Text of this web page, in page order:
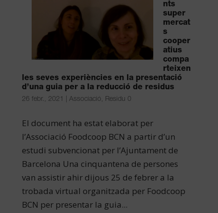
nts
super
mercat
s
cooper
atius
compa
rteixen
les seves experiències en la presentació
d’una guia per a la reducció de residus
26 febr., 2021 Associació, Residu 0
El document ha estat elaborat per
l’Associació Foodcoop BCN a partir d’un
estudi subvencionat per l’Ajuntament de
Barcelona Una cinquantena de persones
van assistir ahir dijous 25 de febrer a la
trobada virtual organitzada per Foodcoop
BCN per presentar la guia...